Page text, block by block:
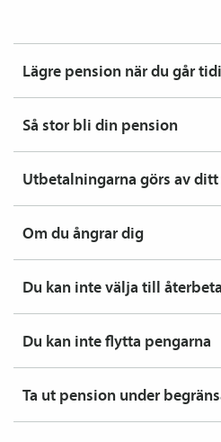
Lägre pension när du går
Så stor bli din pension
Utbetalningarna görs av
Om du ångrar dig
Du kan inte välja till
Du kan inte flytta pengarna
Ta ut pension under